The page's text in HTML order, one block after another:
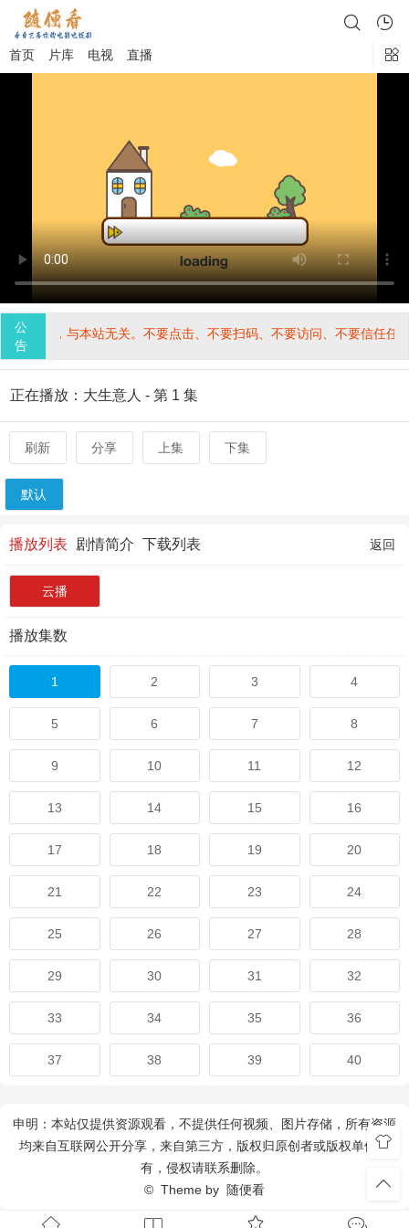
首页 片库 电视 直播
公
告
方植入，与本站无关。不要点击、不要扫码、不要访问、不要信任任
正在播放：大生意人 - 第 1 集
刷新 分享 上集 下集
默认
播放列表 剧情简介 下载列表 返回
云播
播放集数
1 2 3 4
5 6 7 8
9 10 11 12
13 14 15 16
17 18 19 20
21 22 23 24
25 26 27 28
29 30 31 32
33 34 35 36
37 38 39 40
申明：本站仅提供资源观看，不提供任何视频、图片存储，所有资源
均来自互联网公开分享，来自第三方，版权归原创者或版权单位所
有，侵权请联系删除。
© Theme by 随便看